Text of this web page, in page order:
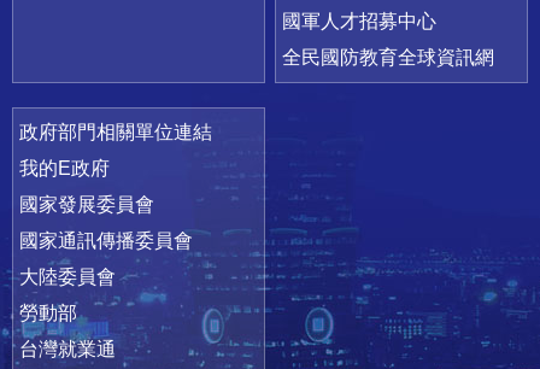
國軍人才招募中心
全民國防教育全球資訊網
政府部門相關單位連結
我的E政府
國家發展委員會
國家通訊傳播委員會
大陸委員會
勞動部
台灣就業通